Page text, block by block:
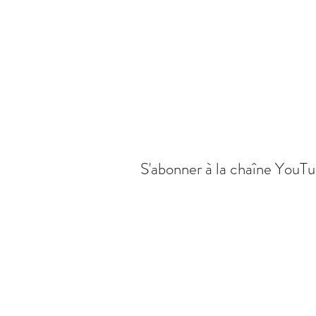
S'abonner à la chaîne